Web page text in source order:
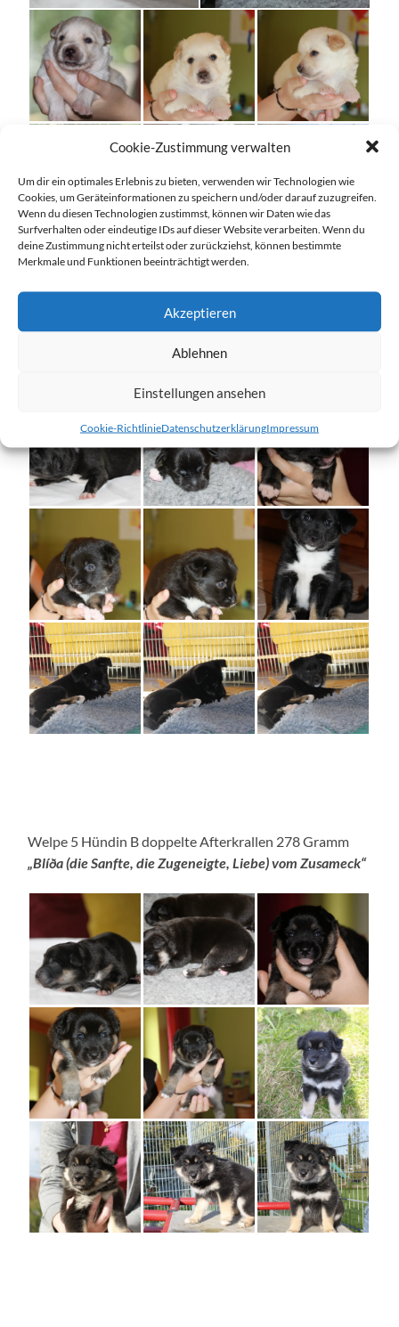
Cookie-Zustimmung verwalten
Um dir ein optimales Erlebnis zu bieten, verwenden wir Technologien wie
Cookies, um Geräteinformationen zu speichern und/oder darauf zuzugreifen.
Wenn du diesen Technologien zustimmst, können wir Daten wie das
Surfverhalten oder eindeutige IDs auf dieser Website verarbeiten. Wenn du
deine Zustimmung nicht erteilst oder zurückziehst, können bestimmte
Merkmale und Funktionen beeinträchtigt werden.
Akzeptieren
Ablehnen
Einstellungen ansehen
Cookie-RichtlinieDatenschutzerklärungImpressum
„Barmi (Bruder) vom Zusameck“
Welpe 5 Hündin B doppelte Afterkrallen 278 Gramm
„Blíða (die Sanfte, die Zugeneigte, Liebe) vom Zusameck“